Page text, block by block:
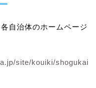
自治体のホームページ
site/kouiki/shogukai